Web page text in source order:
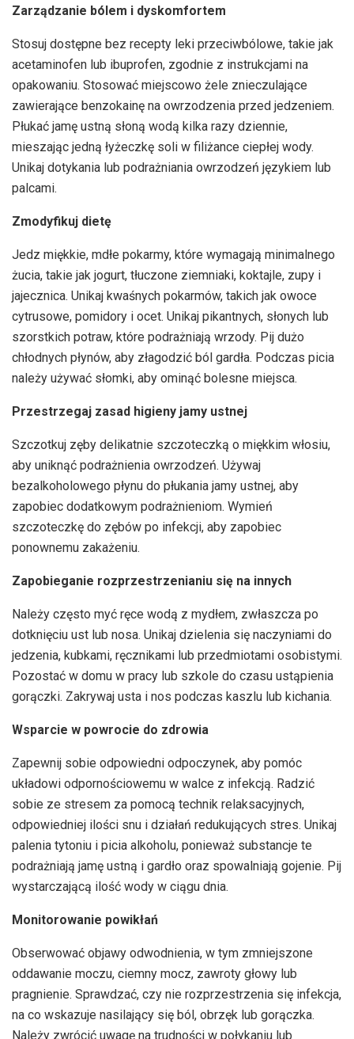
Zarządzanie bólem i dyskomfortem
Stosuj dostępne bez recepty leki przeciwbólowe, takie jak
acetaminofen lub ibuprofen, zgodnie z instrukcjami na
opakowaniu. Stosować miejscowo żele znieczulające
zawierające benzokainę na owrzodzenia przed jedzeniem.
Płukać jamę ustną słoną wodą kilka razy dziennie,
mieszając jedną łyżeczkę soli w filiżance ciepłej wody.
Unikaj dotykania lub podrażniania owrzodzeń językiem lub
palcami.
Zmodyfikuj dietę
Jedz miękkie, mdłe pokarmy, które wymagają minimalnego
żucia, takie jak jogurt, tłuczone ziemniaki, koktajle, zupy i
jajecznica. Unikaj kwaśnych pokarmów, takich jak owoce
cytrusowe, pomidory i ocet. Unikaj pikantnych, słonych lub
szorstkich potraw, które podrażniają wrzody. Pij dużo
chłodnych płynów, aby złagodzić ból gardła. Podczas picia
należy używać słomki, aby ominąć bolesne miejsca.
Przestrzegaj zasad higieny jamy ustnej
Szczotkuj zęby delikatnie szczoteczką o miękkim włosiu,
aby uniknąć podrażnienia owrzodzeń. Używaj
bezalkoholowego płynu do płukania jamy ustnej, aby
zapobiec dodatkowym podrażnieniom. Wymień
szczoteczkę do zębów po infekcji, aby zapobiec
ponownemu zakażeniu.
Zapobieganie rozprzestrzenianiu się na innych
Należy często myć ręce wodą z mydłem, zwłaszcza po
dotknięciu ust lub nosa. Unikaj dzielenia się naczyniami do
jedzenia, kubkami, ręcznikami lub przedmiotami osobistymi.
Pozostać w domu w pracy lub szkole do czasu ustąpienia
gorączki. Zakrywaj usta i nos podczas kaszlu lub kichania.
Wsparcie w powrocie do zdrowia
Zapewnij sobie odpowiedni odpoczynek, aby pomóc
układowi odpornościowemu w walce z infekcją. Radzić
sobie ze stresem za pomocą technik relaksacyjnych,
odpowiedniej ilości snu i działań redukujących stres. Unikaj
palenia tytoniu i picia alkoholu, ponieważ substancje te
podrażniają jamę ustną i gardło oraz spowalniają gojenie. Pij
wystarczającą ilość wody w ciągu dnia.
Monitorowanie powikłań
Obserwować objawy odwodnienia, w tym zmniejszone
oddawanie moczu, ciemny mocz, zawroty głowy lub
pragnienie. Sprawdzać, czy nie rozprzestrzenia się infekcja,
na co wskazuje nasilający się ból, obrzęk lub gorączka.
Należy zwrócić uwagę na trudności w połykaniu lub